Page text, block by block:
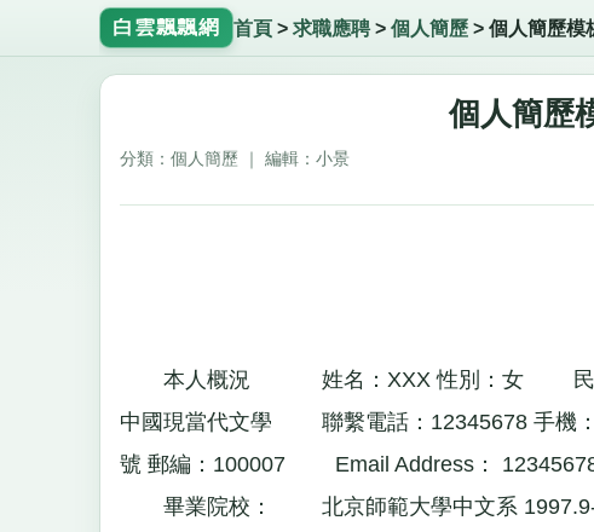
白雲飄飄網 首頁> 求職應聘> 個人簡歷> 個人簡歷模
個人簡歷
分類：個人簡歷 ｜ 編輯：小景
本人概況 姓名：XXX 性別：女 民族：
中國現當代文學 聯繫電話：12345678 手機
號 郵編：100007 Email Address：
畢業院校： 北京師範大學中文系